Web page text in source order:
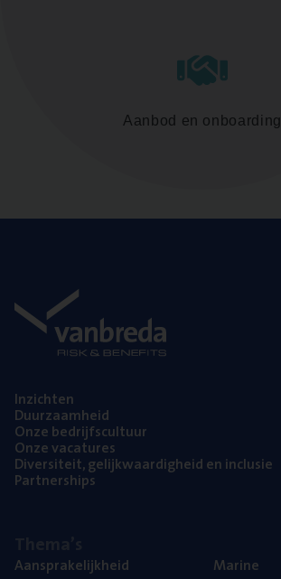
Aanbod en onboarding
Inzich­ten
Duur­zaam­heid
Onze bedrijfs­cul­tuur
Onze vaca­tu­res
Diver­si­teit, gelijk­waar­dig­heid en inclusie
Part­ner­ships
Aan­spra­ke­lijk­heid
Mari­ne